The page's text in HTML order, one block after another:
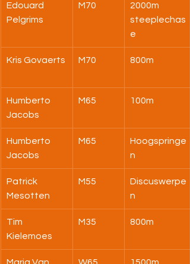
Edouard
Pelgrims
M70
2000m
steeplechas
e
Kris Govaerts M70 800m
Humberto
Jacobs
M65 100m
Humberto
Jacobs
M65
Hoogspringe
n
Patrick
Mesotten
M55
Discuswerpe
n
Tim
Kielemoes
M35 800m